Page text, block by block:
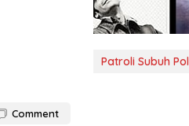
Patroli Subuh
Comment